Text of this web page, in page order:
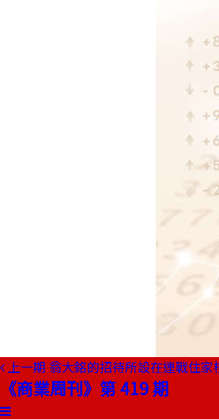
上一期 翁大銘的招待所設在連戰住家
《商業周刊》第 419 期